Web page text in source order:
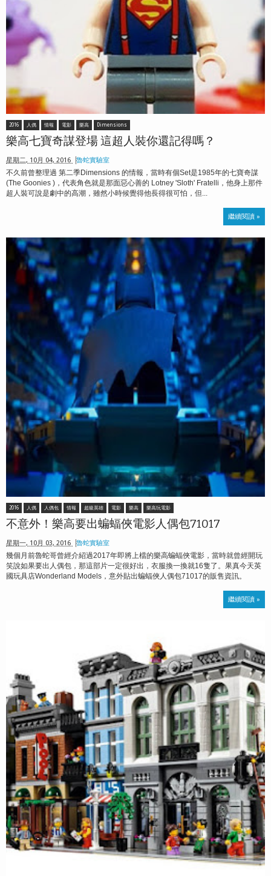
2016 人偶 情報 電影 樂高 Dimensions
樂高七寶奇謀登場 這超人裝你還記得嗎？
星期二, 10月 04, 2016 魯蛇實驗室
不久前曾整理過 第二季Dimensions 的情報，當時有個Set是1985年的七寶奇謀
(The Goonies )，代表角色就是那面惡心善的 Lotney 'Sloth' Fratelli，他身上那件
超人裝可說是劇中的高潮，雖然小時候覺得他長得很可怕，但...
繼續閱讀 »
2016 人偶 人偶包 情報 超級英雄 電影 樂高 樂高玩電影
不意外！樂高要出蝙蝠俠電影人偶包71017
星期一, 10月 03, 2016 魯蛇實驗室
幾個月前魯蛇哥曾經介紹過2017年即將上檔的樂高蝙蝠俠電影，當時就曾經開玩
笑說如果要出人偶包，那這部片一定很好出，衣服換一換就16隻了。果真今天英
國玩具店Wonderland Models，意外貼出蝙蝠俠人偶包71017的販售資訊。
繼續閱讀 »